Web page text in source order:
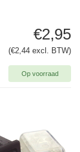
€2,95
(€2,44 excl. BTW)
Op voorraad